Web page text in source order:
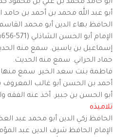
أبو حامد محمد بن علي بن محمود كمال
أبو عبد الله محمد بن أحمد بن حامد الأرتاحي (ت:601هـ) سمع منه الحديث
الحافظ بهاء الدين أبو محمد القاسم بن عساكر (527-600هـ).
الإمام أبو الحسن الشاذلي (571-656هـ) إمام الطريقة الشاذلية. قرأ عليه كتاب الشفا للقاضي عياض.
إسماعيل بن ياسين. سمع منه
حماد الحراني. سمع منه الحديث.
فاطمة بنت سعد الخير. سمع منها
أحمد بن الحسن أبو غالب المعروف
أبو الحسن بن جبير. أخذ عنه الفقه
تلاميذه
الحافظ زكي الدين أبو محمد عبد العظيم بن
الإمام الحافظ شرف الدين عبد المؤمن بن